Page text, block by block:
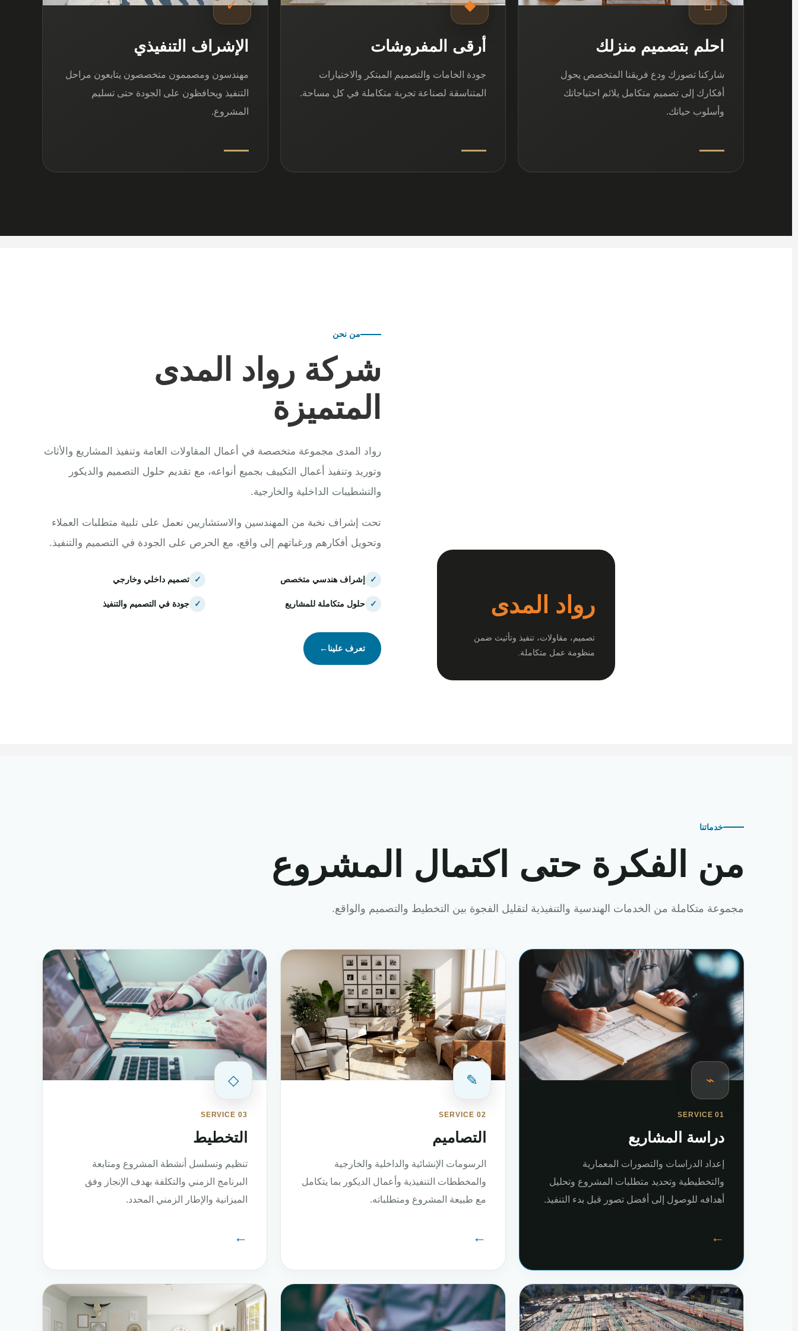
⌂
احلم بتصميم منزلك
شاركنا تصورك ودع فريقنا المتخصص يحول
أفكارك إلى تصميم متكامل يلائم احتياجاتك
وأسلوب حياتك.
◆
أرقى المفروشات
جودة الخامات والتصميم المبتكر والاختيارات
المتناسقة لصناعة تجربة متكاملة في كل مساحة.
✓
الإشراف التنفيذي
مهندسون ومصممون متخصصون يتابعون مراحل
التنفيذ ويحافظون على الجودة حتى تسليم
المشروع.
رواد المدى
تصميم، مقاولات، تنفيذ وتأثيث ضمن
منظومة عمل متكاملة.
من نحن
شركة رواد المدى
المتميزة
رواد المدى مجموعة متخصصة في أعمال المقاولات العامة وتنفيذ المشاريع والأثاث
وتوريد وتنفيذ أعمال التكييف بجميع أنواعه، مع تقديم حلول التصميم والديكور
والتشطيبات الداخلية والخارجية.
تحت إشراف نخبة من المهندسين والاستشاريين نعمل على تلبية متطلبات العملاء
وتحويل أفكارهم ورغباتهم إلى واقع، مع الحرص على الجودة في التصميم والتنفيذ.
✓ إشراف هندسي متخصص ✓ تصميم داخلي وخارجي
✓ حلول متكاملة للمشاريع ✓ جودة في التصميم والتنفيذ
تعرف علينا←
خدماتنا
من الفكرة حتى اكتمال المشروع
مجموعة متكاملة من الخدمات الهندسية والتنفيذية لتقليل الفجوة بين التخطيط والتصميم والواقع.
⌁
SERVICE 01
دراسة المشاريع
إعداد الدراسات والتصورات المعمارية
والتخطيطية وتحديد متطلبات المشروع وتحليل
أهدافه للوصول إلى أفضل تصور قبل بدء التنفيذ.
←
✎
SERVICE 02
التصاميم
الرسومات الإنشائية والداخلية والخارجية
والمخططات التنفيذية وأعمال الديكور بما يتكامل
مع طبيعة المشروع ومتطلباته.
←
◇
SERVICE 03
التخطيط
تنظيم وتسلسل أنشطة المشروع ومتابعة
البرنامج الزمني والتكلفة بهدف الإنجاز وفق
الميزانية والإطار الزمني المحدد.
←